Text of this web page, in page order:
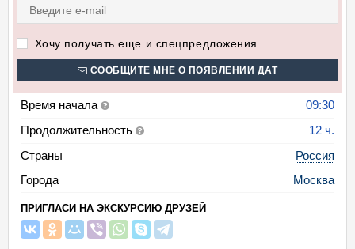
Хочу получать еще и спецпредложения
СООБЩИТЕ МНЕ О ПОЯВЛЕНИИ ДАТ
Время начала
09:30
Продолжительность
12 ч.
Страны
Россия
Города
Москва
ПРИГЛАСИ НА ЭКСКУРСИЮ ДРУЗЕЙ